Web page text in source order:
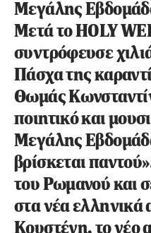
Μεγάλης
Μετά το HOLY
συντρόφευσε
Πάσχα της
Θωμάς
ποιητικό και
Μεγάλης
βρίσκεται
του Ρωμανού και
στα νέα ελληνικά
Κουστένη, το νέο